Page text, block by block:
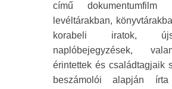
című dokumentumfilm
levéltárakban,
korabeli iratok,
naplóbejegyzések,
érintettek és családtagjaik
beszámolói alapján